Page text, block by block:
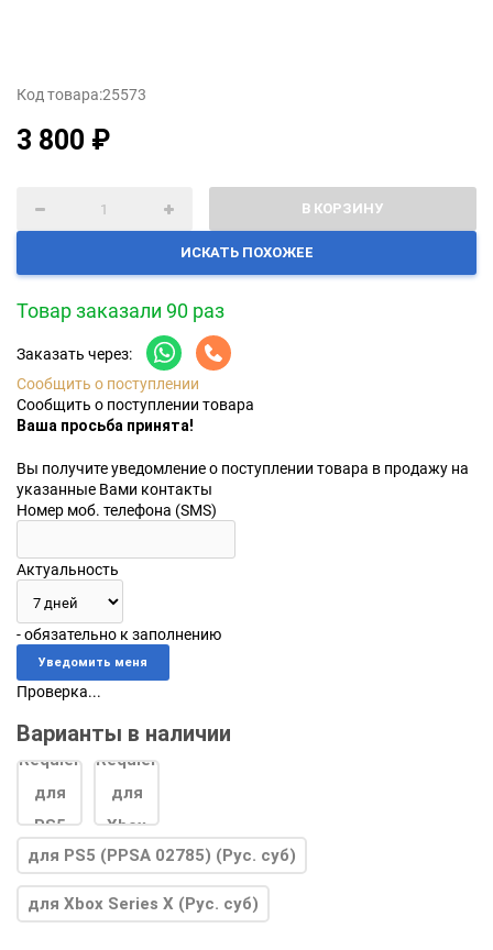
Код товара:25573
3 800 ₽
В КОРЗИНУ
ИСКАТЬ ПОХОЖЕЕ
Товар заказали 90 раз
Заказать через:
Сообщить о поступлении
Сообщить о поступлении товара
Ваша просьба принята!
Вы получите уведомление о поступлении товара в продажу на
указанные Вами контакты
Номер моб. телефона (SMS)
Актуальность
- обязательно к заполнению
Проверка...
Варианты в наличии
для PS5 (PPSA 02785) (Рус. суб)
для Xbox Series X (Рус. суб)